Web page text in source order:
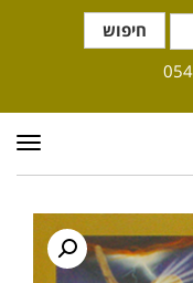
חיפוש